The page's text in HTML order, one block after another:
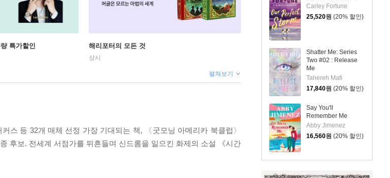
Carley Fortune
25,520원 (20% 할인)
Shatter Me: Series
Two #02 : Release
Me
Tahereh Mafi
17,840원 (20% 할인)
Say You'll
Remember Me
Abby Jimenez
16,560원 (20% 할인)
특가할인 해리포터의 모든 것
상시
펼쳐보기
스 등 32개 매체 선정 가장 기대되는 책, 〈굿모닝 아메리카 북클럽〉
후보. 전세계 서점가를 뒤흔들며 신드롬을 일으킨 화제의 소설 《시간